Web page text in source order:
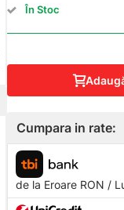
În Stoc
Cumpara in rate:
de la Eroare RON /